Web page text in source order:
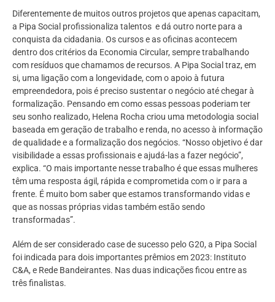
Diferentemente de muitos outros projetos que apenas capacitam,
a Pipa Social profissionaliza talentos e dá outro norte para a
conquista da cidadania. Os cursos e as oficinas acontecem
dentro dos critérios da Economia Circular, sempre trabalhando
com resíduos que chamamos de recursos. A Pipa Social traz, em
si, uma ligação com a longevidade, com o apoio à futura
empreendedora, pois é preciso sustentar o negócio até chegar à
formalização. Pensando em como essas pessoas poderiam ter
seu sonho realizado, Helena Rocha criou uma metodologia social
baseada em geração de trabalho e renda, no acesso à informação
de qualidade e a formalização dos negócios. “Nosso objetivo é dar
visibilidade a essas profissionais e ajudá-las a fazer negócio”,
explica. “O mais importante nesse trabalho é que essas mulheres
têm uma resposta ágil, rápida e comprometida com o ir para a
frente. É muito bom saber que estamos transformando vidas e
que as nossas próprias vidas também estão sendo
transformadas”.
Além de ser considerado case de sucesso pelo G20, a Pipa Social
foi indicada para dois importantes prêmios em 2023: Instituto
C&A, e Rede Bandeirantes. Nas duas indicações ficou entre as
três finalistas.